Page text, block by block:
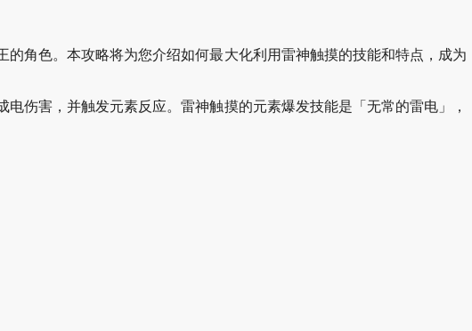
角色。本攻略将为您介绍如何最大化利用雷神触摸的技能和特点，成为
伤害，并触发元素反应。雷神触摸的元素爆发技能是「无常的雷电」，